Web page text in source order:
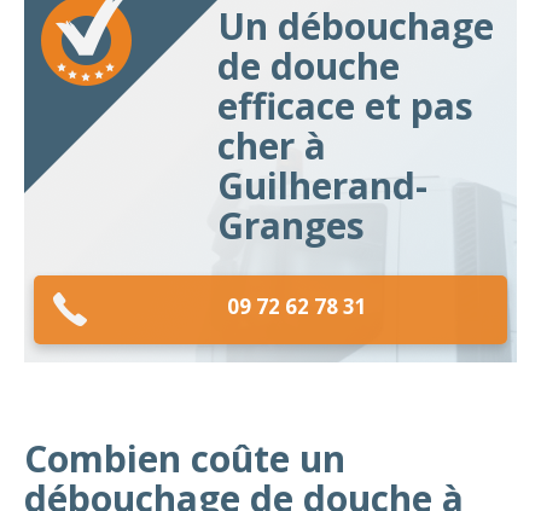
Un débouchage
de douche
efficace et pas
cher à
Guilherand-
Granges
09 72 62 78 31
Combien coûte un
débouchage de douche à